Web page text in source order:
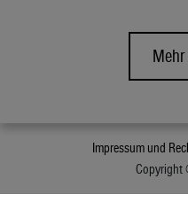
Impressum und
Copyright